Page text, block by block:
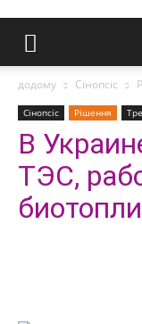
додому Сінопсіс
Сінопсіс Рішення
В
ТЭС,